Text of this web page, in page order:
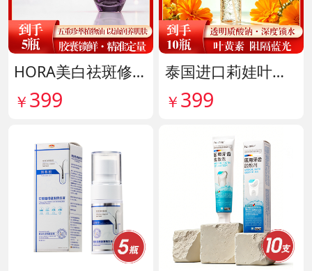
HORA美白祛斑修护精华油 货号141999
￥ 399
泰国进口莉娃叶黄素精华护眼液 货号142036
￥ 399